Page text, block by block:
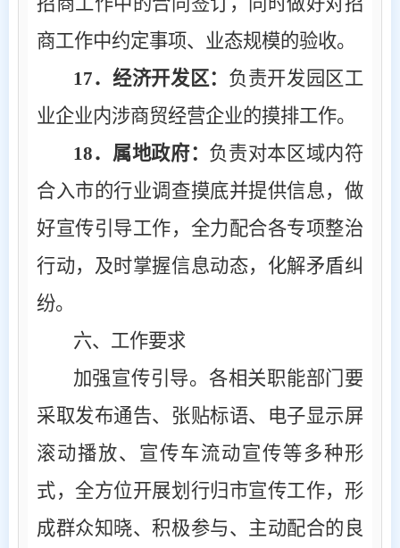
商工作中约定事项、业态规模的验收。
17．经济开发区： 负责开发园区工
业企业内涉商贸经营企业的摸排工作。
18．属地政府： 负责对本区域内符
合入市的行业调查摸底并提供信息，做
好宣传引导工作，全力配合各专项整治
行动，及时掌握信息动态，化解矛盾纠
纷。
六、工作要求
加强宣传引导。各相关职能部门要
采取发布通告、张贴标语、电子显示屏
滚动播放、宣传车流动宣传等多种形
式，全方位开展划行归市宣传工作，形
成群众知晓、积极参与、主动配合的良